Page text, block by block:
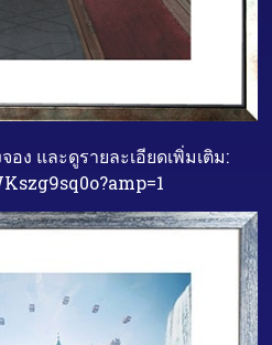
อง และดูรายละเอียดเพิ่มเติม: